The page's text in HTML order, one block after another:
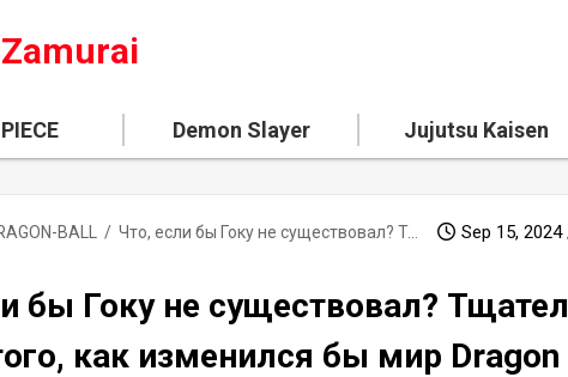
Demon Slayer Jujutsu Kaisen
BALL / Что, если бы Гоку не существовал? Тщательный анализ того, как изменился бы мир Dragon Ball Sep 15, 2024
бы Гоку не существовал?
как изменился бы мир Dragon